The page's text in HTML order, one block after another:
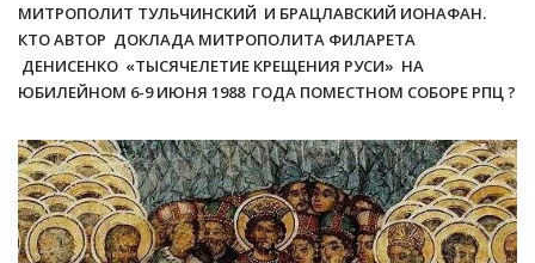
МИТРОПОЛИТ ТУЛЬЧИНСКИЙ И БРАЦЛАВСКИЙ ИОНАФАН.
КТО АВТОР ДОКЛАДА МИТРОПОЛИТА ФИЛАРЕТА
ДЕНИСЕНКО «ТЫСЯЧЕЛЕТИЕ КРЕЩЕНИЯ РУСИ» НА
ЮБИЛЕЙНОМ 6-9 ИЮНЯ 1988 ГОДА ПОМЕСТНОМ СОБОРЕ РПЦ ?